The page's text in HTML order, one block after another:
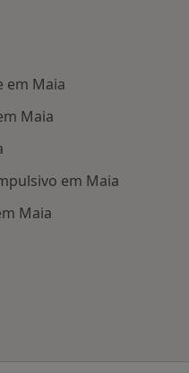
em Maia
Maia
em Maia
Maia